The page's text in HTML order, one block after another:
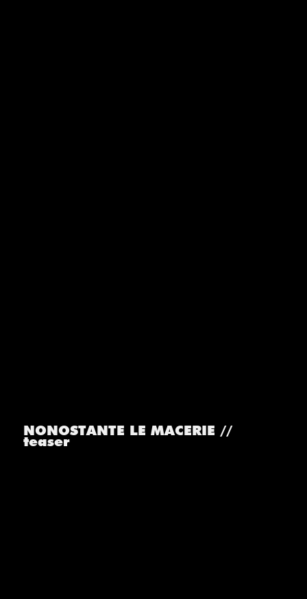
NONOSTANTE LE MACERIE //
teaser